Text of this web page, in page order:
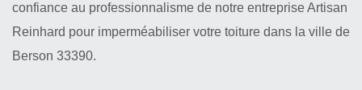
confiance au professionnalisme de notre entreprise Artisan
Reinhard pour imperméabiliser votre toiture dans la ville de
Berson 33390.